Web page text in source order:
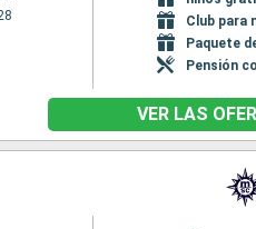
Club para
Paquete
Pensión
VER LAS